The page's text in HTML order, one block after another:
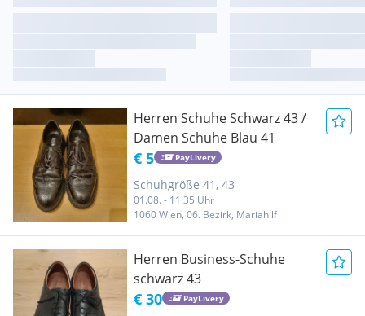
Herren Schuhe Schwarz 43 /
Damen Schuhe Blau 41
€ 5 PayLivery
Schuhgröße 41, 43
01.08. - 11:35 Uhr
1060 Wien, 06. Bezirk, Mariahilf
Herren Business-Schuhe
schwarz 43
€ 30 PayLivery